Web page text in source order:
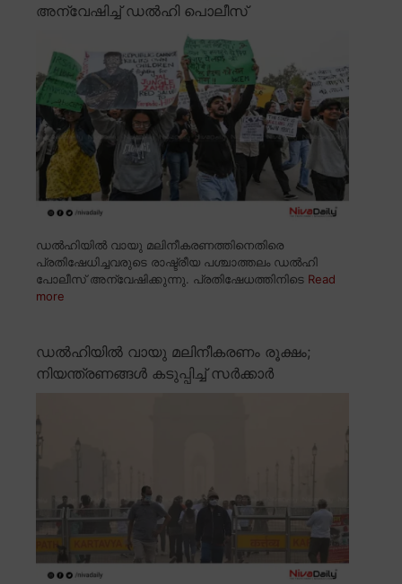
അന്വേഷിച്ച് ഡൽഹി പൊലീസ്
ഡൽഹിയിൽ വായു മലിനീകരണത്തിനെതിരെ
പ്രതിഷേധിച്ചവരുടെ രാഷ്ട്രീയ പശ്ചാത്തലം ഡൽഹി
പോലീസ് അന്വേഷിക്കുന്നു. പ്രതിഷേധത്തിനിടെ Read
more
ഡൽഹിയിൽ വായു മലിനീകരണം രൂക്ഷം;
നിയന്ത്രണങ്ങൾ കടുപ്പിച്ച് സർക്കാർ